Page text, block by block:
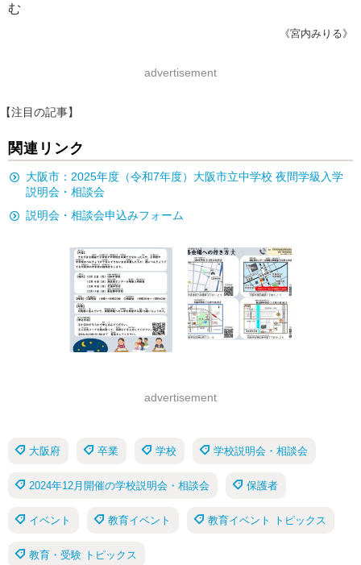
む
《宮内みりる》
advertisement
【注目の記事】
関連リンク
大阪市：2025年度（令和7年度）大阪市立中学校 夜間学級入学
説明会・相談会
説明会・相談会申込みフォーム
advertisement
大阪府 卒業 学校 学校説明会・相談会
2024年12月開催の学校説明会・相談会 保護者
イベント 教育イベント 教育イベント トピックス
教育・受験 トピックス